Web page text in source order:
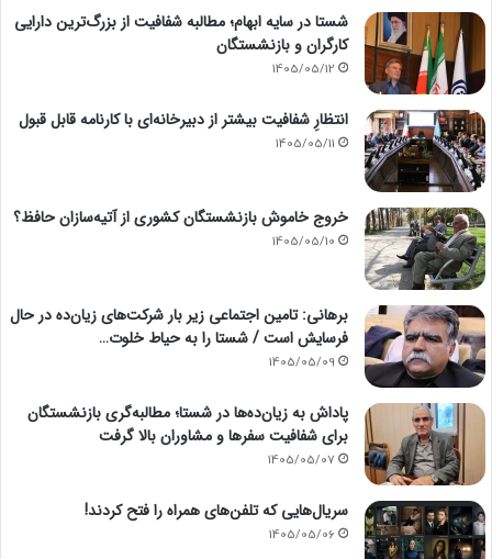
شستا در سایه ابهام؛ مطالبه شفافیت از بزرگ‌ترین دارایی
کارگران و بازنشستگان
1405/05/12
انتظارِ شفافیت بیشتر از دبیرخانه‌ای با کارنامه قابل قبول
1405/05/11
خروج خاموش بازنشستگان کشوری از آتیه‌سازان حافظ؟
1405/05/10
برهانی: تامین اجتماعی زیر بار شرکت‌های زیان‌ده در حال
فرسایش است / شستا را به حیاط خلوت…
1405/05/09
پاداش به زیان‌ده‌ها در شستا؛ مطالبه‌گری بازنشستگان
برای شفافیت سفرها و مشاوران بالا گرفت
1405/05/07
سریال‌هایی که تلفن‌های همراه را فتح کردند!
1405/05/06